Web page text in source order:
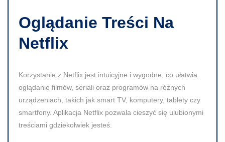
Oglądanie Treści Na
Netflix
Korzystanie z Netflix jest intuicyjne i wygodne, co ułatwia
oglądanie filmów, seriali oraz programów na różnych
urządzeniach, takich jak smart TV, komputery, tablety czy
smartfony. Aplikacja Netflix pozwala cieszyć się ulubionymi
treściami gdziekolwiek jesteś.